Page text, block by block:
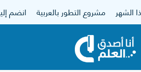
الشهر مشروع التطور بالعربية انضم